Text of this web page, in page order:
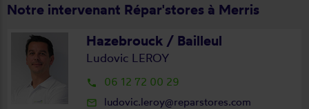
Notre intervenant Répar'stores à Merris
Hazebrouck / Bailleul
Ludovic LEROY
local_phone 06 12 72 00 29
mail_outline ludovic.leroy@reparstores.com